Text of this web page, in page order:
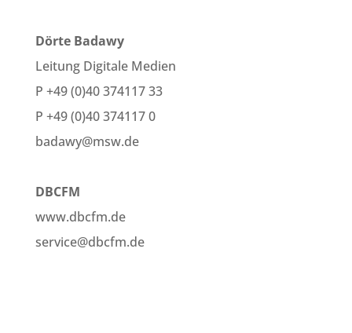
Dörte Badawy
Leitung Digitale Medien
P +49 (0)40 374117 33
P +49 (0)40 374117 0
badawy@msw.de
DBCFM
www.dbcfm.de
service@dbcfm.de